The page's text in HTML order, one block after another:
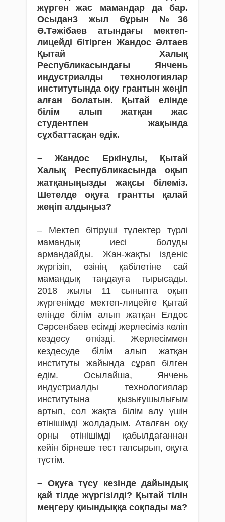
жүрген жас мамандар да бар.
Осыдан3 жыл бұрын №36
Ә.Тәжібаев атындағы мектеп-
лицейді бітірген Жандос Әлтаев
Қытай Халық
Республикасындағы Янчень
индустриалды технологиялар
институтында оқу грантын жеңіп
алған болатын. Қытай елінде
білім алып жатқан жас
студентпен жақында
сұхбаттасқан едік.
– Жандос Еркінұлы, Қытай
Халық Республикасында оқып
жатқаныңызды жақсы білеміз.
Шетелде оқуға грантты қалай
жеңіп алдыңыз?
– Мектеп бітіруші түлектер түрлі
мамандық иесі болуды
армандайды. Жан-жақты ізденіс
жүргізіп, өзінің қабілетіне сай
мамандық таңдауға тырысады.
2018 жылы 11 сыныпта оқып
жүргенімде мектеп-лицейге Қытай
елінде білім алып жатқан Елдос
Сәрсенбаев есімді жерлесіміз келіп
кездесу өткізді. Жерлесіммен
кездесуде білім алып жатқан
институты жайында сұрап білген
едім. Осылайша, Янчень
индустриалды технологиялар
институтына қызығушылығым
артып, сол жақта білім алу үшін
өтінішімді жолдадым. Аталған оқу
орны өтінішімді қабылдағаннан
кейін бірнеше тест тапсырып, оқуға
түстім.
– Оқуға түсу кезінде дайындық
қай тілде жүргізілді? Қытай тілін
меңгеру қиындыққа соқпады ма?